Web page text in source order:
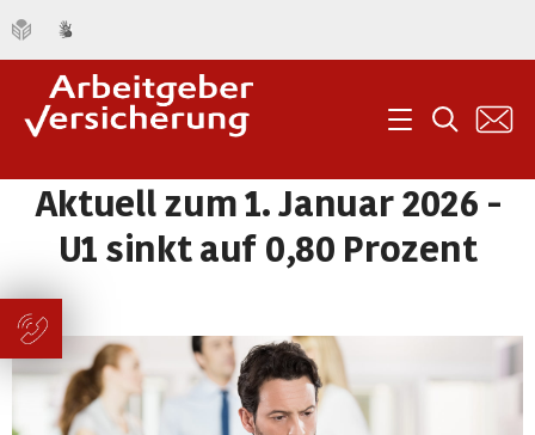
Menü Suche
Aktuell zum 1. Januar 2026 -
U1 sinkt auf 0,80 Prozent